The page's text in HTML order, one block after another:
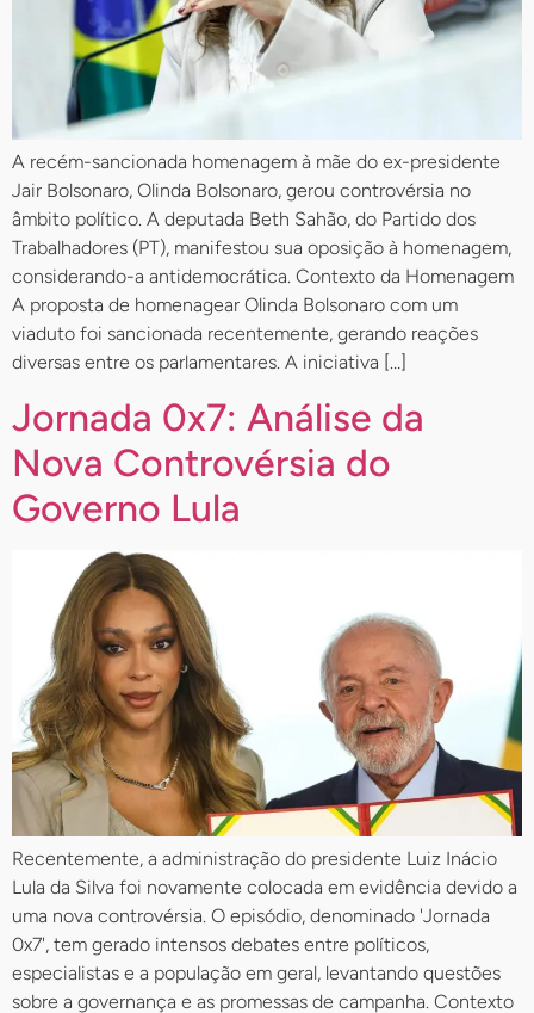
A recém-sancionada homenagem à mãe do ex-presidente
Jair Bolsonaro, Olinda Bolsonaro, gerou controvérsia no
âmbito político. A deputada Beth Sahão, do Partido dos
Trabalhadores (PT), manifestou sua oposição à homenagem,
considerando-a antidemocrática. Contexto da Homenagem
A proposta de homenagear Olinda Bolsonaro com um
viaduto foi sancionada recentemente, gerando reações
diversas entre os parlamentares. A iniciativa […]
Jornada 0x7: Análise da
Nova Controvérsia do
Governo Lula
Recentemente, a administração do presidente Luiz Inácio
Lula da Silva foi novamente colocada em evidência devido a
uma nova controvérsia. O episódio, denominado 'Jornada
0x7', tem gerado intensos debates entre políticos,
especialistas e a população em geral, levantando questões
sobre a governança e as promessas de campanha. Contexto